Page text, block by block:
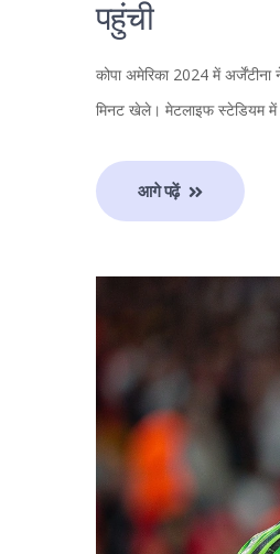
पहुंची
कोपा अमेरिका 2024 में
मिनट खेले। मेटलाइफ स्टेडियम में
आगे पढ़ें